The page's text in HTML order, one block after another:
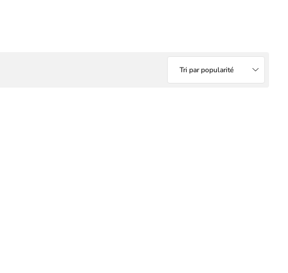
Tri par popularité